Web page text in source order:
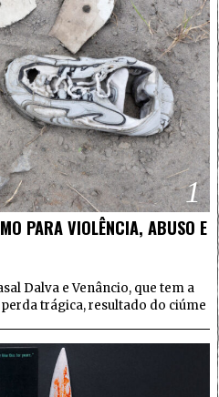
1
PARA VIOLÊNCIA, ABUSO E
Dalva e Venâncio, que tem a
trágica, resultado do ciúme